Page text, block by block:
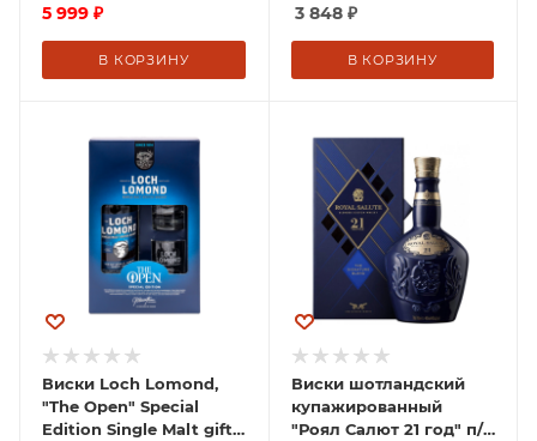
5 999 ₽
В КОРЗИНУ
3 848₽
В КОРЗИНУ
Виски Loch Lomond,
"The Open" Special
Edition Single Malt gift
Виски шотландский
купажированный
"Роял Салют 21 год" п/у